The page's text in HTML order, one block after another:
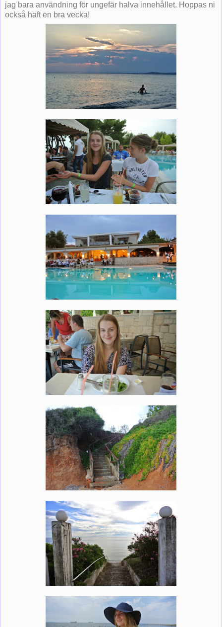
jag bara användning för ungefär halva innehållet. Hoppas ni
också haft en bra vecka!